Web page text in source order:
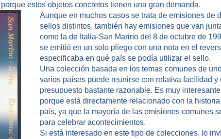
estos objetos concretos tienen una gran demanda.
Aunque en muchos casos se trata de emisiones de
sellos distintos, también hay emisiones que van
como la de Italia-San Marino del 8 de octubre de
se emitió en un solo pliego con una nota en el
especificaba en qué país se podía utilizar el sello.
Una colección basada en los temas comunes de
varios países puede reunirse con relativa facilidad y
presupuesto bastante razonable. Es muy interesante
porque está directamente relacionado con la historia
país, ya que la mayoría de las emisiones comunes
para celebrar acontecimientos.
Si está interesado en este tipo de colecciones, lo